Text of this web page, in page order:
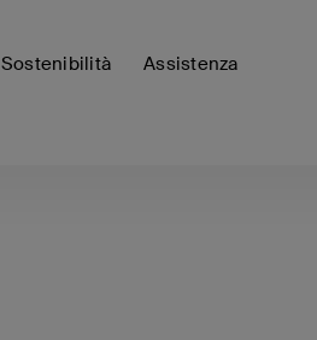
Sostenibilità Assistenza